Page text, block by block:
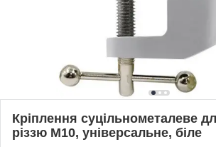
Кріплення суцільнометалеве
різзю М10, універсальне, біле